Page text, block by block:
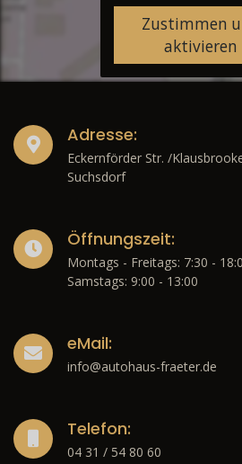
Zustimmen
aktivieren
Adresse:
Eckernförder Str. /
Suchsdorf
Öffnungszeit:
Montags - Freitags: 7:30 -
Samstags: 9:00 - 13:00
eMail:
info@autohaus-fraeter.de
Telefon:
04 31 / 54 80 60